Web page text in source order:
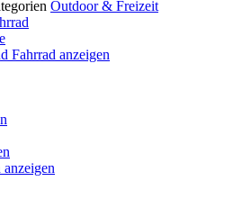
Outdoor & Freizeit
Fahrrad anzeigen